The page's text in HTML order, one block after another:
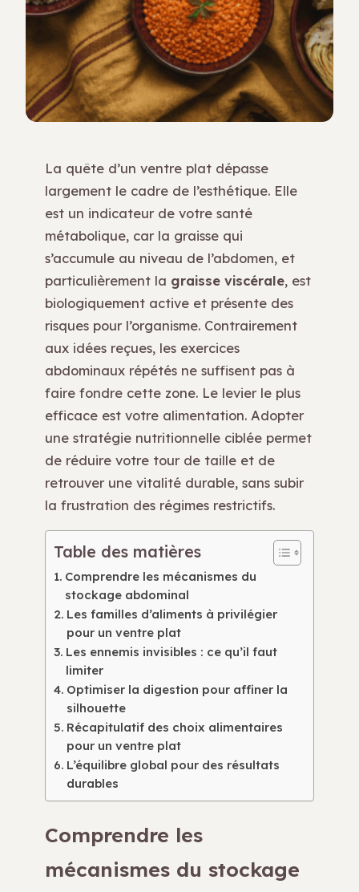
La quête d’un ventre plat dépasse
largement le cadre de l’esthétique. Elle
est un indicateur de votre santé
métabolique, car la graisse qui
s’accumule au niveau de l’abdomen, et
particulièrement la graisse viscérale, est
biologiquement active et présente des
risques pour l’organisme. Contrairement
aux idées reçues, les exercices
abdominaux répétés ne suffisent pas à
faire fondre cette zone. Le levier le plus
efficace est votre alimentation. Adopter
une stratégie nutritionnelle ciblée permet
de réduire votre tour de taille et de
retrouver une vitalité durable, sans subir
la frustration des régimes restrictifs.
Table des matières
Comprendre les mécanismes du
stockage abdominal
Les familles d’aliments à privilégier
pour un ventre plat
Les ennemis invisibles : ce qu’il faut
limiter
Optimiser la digestion pour affiner la
silhouette
Récapitulatif des choix alimentaires
pour un ventre plat
L’équilibre global pour des résultats
durables
Comprendre les
mécanismes du stockage